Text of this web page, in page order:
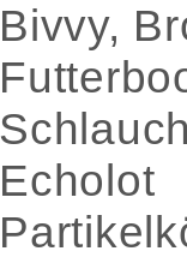
Bivvy,
Echolot